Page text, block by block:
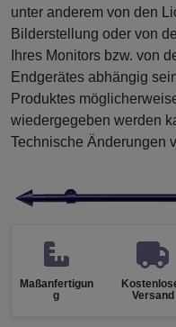
unter anderem von den
Bilderstellung oder von
Ihres Monitors bzw. von
Endgerätes abhängig
Produktes
wiedergegeben werden
Technische Änderungen
Maßanfertigun
g
Versand